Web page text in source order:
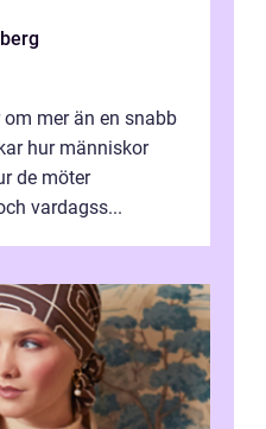
mer än en snabb
hur människor
de möter
vardagss...